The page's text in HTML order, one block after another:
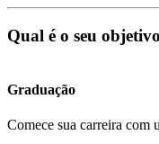
Qual é o seu
Graduação
Comece sua carreira com